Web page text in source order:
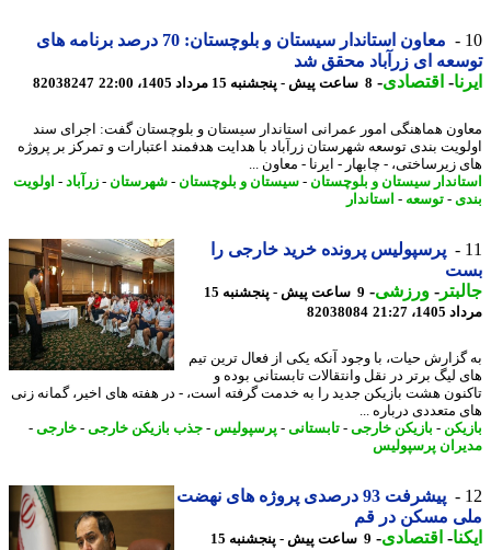
معاون استاندار سیستان و بلوچستان: 70 درصد برنامه های
ای زرآباد محقق شد
-اقتصادی-8 ساعت پیش - پنجشنبه 15 مرداد 1405، 22:00 82038247
هماهنگی امور عمرانی استاندار سیستان و بلوچستان گفت: اجرای سند
بندی توسعه شهرستان زرآباد با هدایت هدفمند اعتبارات و تمرکز بر پروژه
زیرساختی، - چابهار - ایرنا - معاون ...
سیستان و بلوچستان-سیستان و بلوچستان-شهرستان-زرآباد - اولویت
-توسعه-استاندار
پرسپولیس پرونده خرید خارجی را
-ورزشی-
9 ساعت پیش - پنجشنبه 15
21:27
82038084
حیات، با وجود آنکه یکی از فعال ترین تیم
لیگ برتر در نقل وانتقالات تابستانی بوده و
هشت بازیکن جدید را به خدمت گرفته است، - در هفته های اخیر، گمانه زنی
متعددی درباره ...
-بازیکن خارجی-تابستانی-پرسپولیس-جذب بازیکن خارجی-خارجی-
پرسپولیس
پیشرفت 93 درصدی پروژه های نهضت
مسکن در قم
-اقتصادی-
9 ساعت پیش - پنجشنبه 15